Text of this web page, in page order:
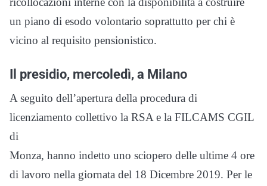
un piano di esodo volontario soprattutto per chi è
vicino al requisito pensionistico.
Il presidio, mercoledì, a Milano
A seguito dell’apertura della procedura di
licenziamento collettivo la RSA e la FILCAMS CGIL
di
Monza, hanno indetto uno sciopero delle ultime 4 ore
di lavoro nella giornata del 18 Dicembre 2019. Per le